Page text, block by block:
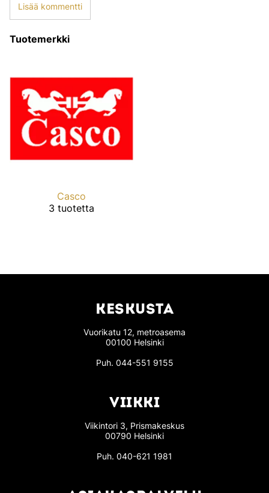
Lisää kommentti
Tuotemerkki
Casco
3 tuotetta
KESKUSTA
Vuorikatu 12, metroasema
00100 Helsinki
Puh. 044-551 9155
VIIKKI
Viikintori 3, Prismakeskus
00790 Helsinki
Puh. 040-621 1981